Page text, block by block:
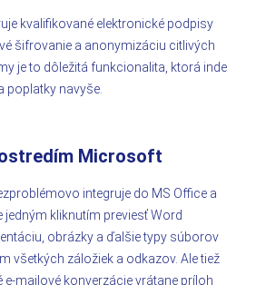
kvalifikované elektronické podpisy
šifrovanie a anonymizáciu citlivých
je to dôležitá funkcionalita, ktorá inde
poplatky navyše.
Microsoft
integruje do MS Office a
jedným kliknutím previesť Word
obrázky a ďalšie typy súborov
všetkých záložiek a odkazov. Ale tiež
e-mailové konverzácie vrátane príloh